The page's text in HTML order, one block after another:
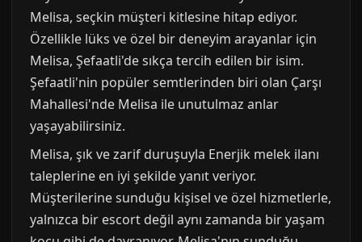
Melisa, seçkin müşteri kitlesine hitap ediyor.
Özellikle lüks ve özel bir deneyim arayanlar için
Melisa, Şefaatli'de sıkça tercih edilen bir isim.
Şefaatli'nin popüler semtlerinden biri olan Çarşı
Mahallesi'nde Melisa ile unutulmaz anlar
yaşayabilirsiniz.
Melisa, şık ve zarif duruşuyla Enerjik melek ilanı
taleplerine en iyi şekilde yanıt veriyor.
Müşterilerine sunduğu kişisel ve özel hizmetlerle,
yalnızca bir escort değil aynı zamanda bir yaşam